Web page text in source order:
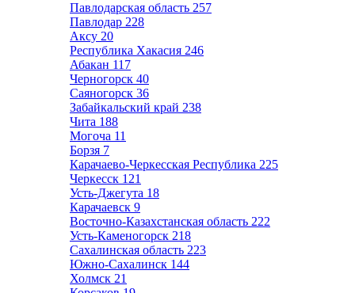
Павлодарская область 257
Павлодар 228
Аксу 20
Республика Хакасия 246
Абакан 117
Черногорск 40
Саяногорск 36
Забайкальский край 238
Чита 188
Могоча 11
Борзя 7
Карачаево-Черкесская Республика 225
Черкесск 121
Усть-Джегута 18
Карачаевск 9
Восточно-Казахстанская область 222
Усть-Каменогорск 218
Сахалинская область 223
Южно-Сахалинск 144
Холмск 21